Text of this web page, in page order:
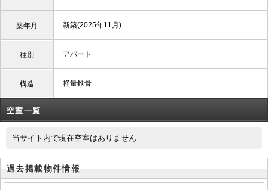
築年月 新築(2025年11月)
種別 アパート
構造 軽量鉄骨
空室一覧
当サイト内で現在空室はありません
過去掲載物件情報